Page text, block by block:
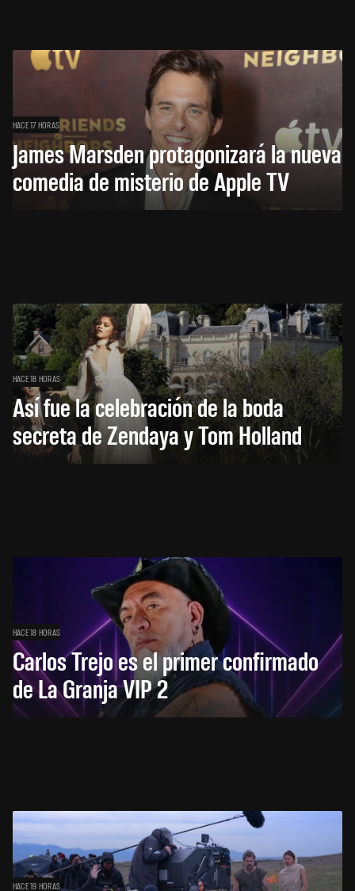
HACE 17 HORAS
James Marsden protagonizará la nueva
comedia de misterio de Apple TV
HACE 18 HORAS
Así fue la celebración de la boda
secreta de Zendaya y Tom Holland
HACE 18 HORAS
Carlos Trejo es el primer confirmado
de La Granja VIP 2
HACE 19 HORAS